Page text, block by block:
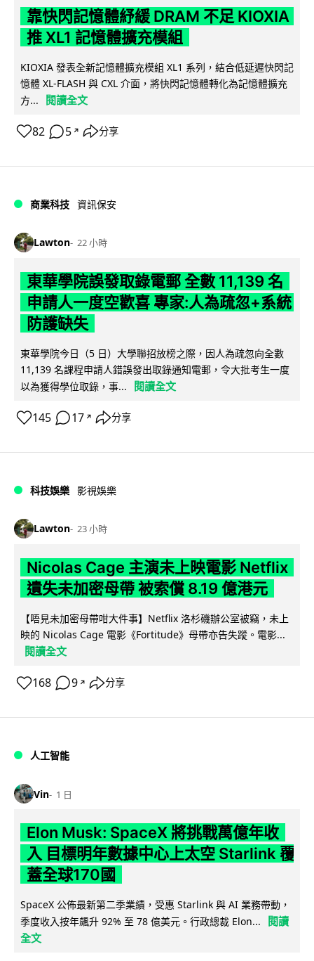
靠快閃記憶體紓緩 DRAM 不足 KIOXIA
推 XL1 記憶體擴充模組
KIOXIA 發表全新記憶體擴充模組 XL1 系列，結合低延遲快閃記
憶體 XL-FLASH 與 CXL 介面，將快閃記憶體轉化為記憶體擴充
方...
閱讀全文
82 5 ↗ 分享
商業科技 資訊保安
Lawton 22 小時
東華學院誤發取錄電郵 全數 11,139 名
申請人一度空歡喜 專家:人為疏忽+系統
防護缺失
東華學院今日（5 日）大學聯招放榜之際，因人為疏忽向全數
11,139 名課程申請人錯誤發出取錄通知電郵，令大批考生一度
以為獲得學位取錄，事...
閱讀全文
145 17 ↗ 分享
科技娛樂 影視娛樂
Lawton 23 小時
Nicolas Cage 主演未上映電影 Netflix
遺失未加密母帶 被索償 8.19 億港元
【唔見未加密母帶咁大件事】Netflix 洛杉磯辦公室被竊，未上
映的 Nicolas Cage 電影《Fortitude》母帶亦告失蹤。電影...
閱讀全文
168 9 ↗ 分享
人工智能
Vin 1 日
Elon Musk: SpaceX 將挑戰萬億年收
入 目標明年數據中心上太空 Starlink 覆
蓋全球170國
SpaceX 公佈最新第二季業績，受惠 Starlink 與 AI 業務帶動，
季度收入按年飆升 92% 至 78 億美元。行政總裁 Elon...
閱讀
全文